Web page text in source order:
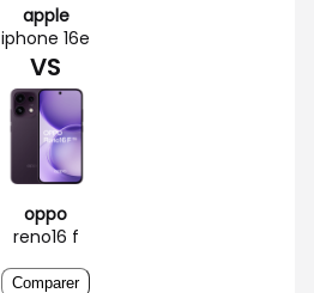
apple
iphone 16e
VS
oppo
reno16 f
Comparer